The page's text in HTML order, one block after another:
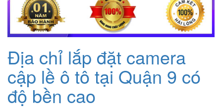
Địa chỉ lắp đặt camera
cập lề ô tô tại Quận 9 có
độ bền cao